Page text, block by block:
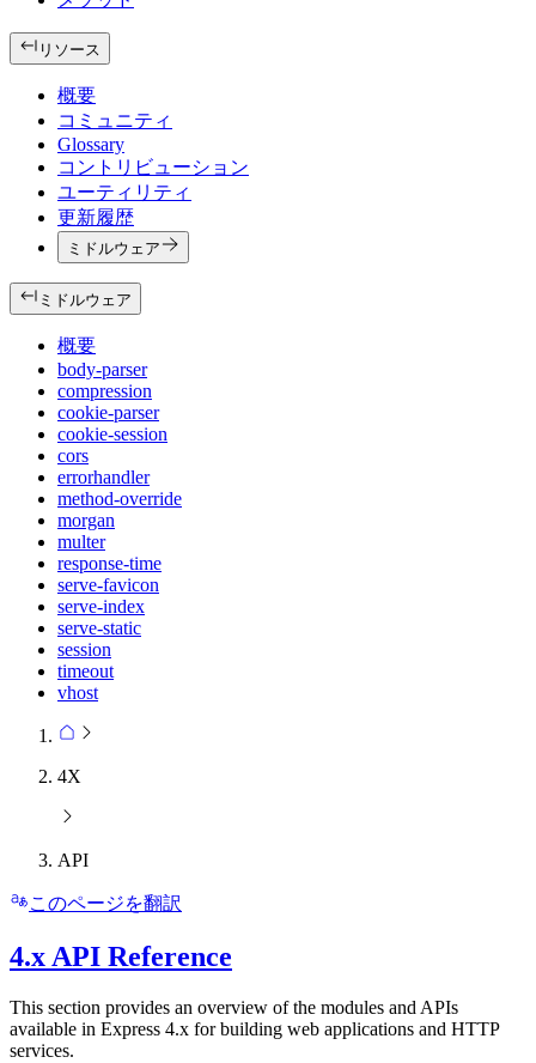
リソース
概要
コミュニティ
Glossary
コントリビューション
ユーティリティ
更新履歴
ミドルウェア
ミドルウェア
概要
body-parser
compression
cookie-parser
cookie-session
cors
errorhandler
method-override
morgan
multer
response-time
serve-favicon
serve-index
serve-static
session
timeout
vhost
4X
API
このページを翻訳
4.x API Reference
This section provides an overview of the modules and APIs
available in Express 4.x for building web applications and HTTP
services.